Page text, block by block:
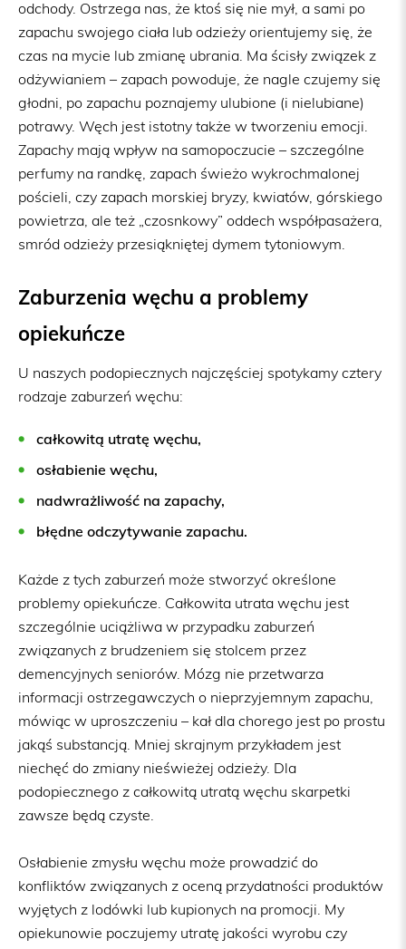
odchody. Ostrzega nas, że ktoś się nie mył, a sami po
zapachu swojego ciała lub odzieży orientujemy się, że
czas na mycie lub zmianę ubrania. Ma ścisły związek z
odżywianiem – zapach powoduje, że nagle czujemy się
głodni, po zapachu poznajemy ulubione (i nielubiane)
potrawy. Węch jest istotny także w tworzeniu emocji.
Zapachy mają wpływ na samopoczucie – szczególne
perfumy na randkę, zapach świeżo wykrochmalonej
pościeli, czy zapach morskiej bryzy, kwiatów, górskiego
powietrza, ale też „czosnkowy” oddech współpasażera,
smród odzieży przesiąkniętej dymem tytoniowym.
Zaburzenia węchu a problemy
opiekuńcze
U naszych podopiecznych najczęściej spotykamy cztery
rodzaje zaburzeń węchu:
całkowitą utratę węchu,
osłabienie węchu,
nadwrażliwość na zapachy,
błędne odczytywanie zapachu.
Każde z tych zaburzeń może stworzyć określone
problemy opiekuńcze. Całkowita utrata węchu jest
szczególnie uciążliwa w przypadku zaburzeń
związanych z brudzeniem się stolcem przez
demencyjnych seniorów. Mózg nie przetwarza
informacji ostrzegawczych o nieprzyjemnym zapachu,
mówiąc w uproszczeniu – kał dla chorego jest po prostu
jakąś substancją. Mniej skrajnym przykładem jest
niechęć do zmiany nieświeżej odzieży. Dla
podopiecznego z całkowitą utratą węchu skarpetki
zawsze będą czyste.
Osłabienie zmysłu węchu może prowadzić do
konfliktów związanych z oceną przydatności produktów
wyjętych z lodówki lub kupionych na promocji. My
opiekunowie poczujemy utratę jakości wyrobu czy